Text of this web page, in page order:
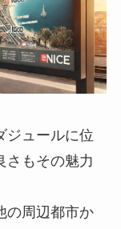
ジュールに位
さもその魅力
の周辺都市か